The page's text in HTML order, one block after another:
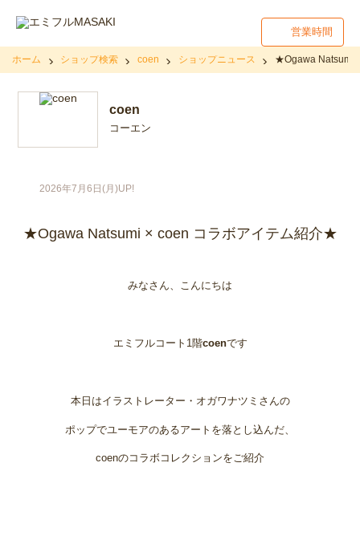
営業時間
ホーム ショップ検索 coen ショップニュース ★Ogawa Natsumi
coen
コーエン
2026年7月6日(月)UP!
★Ogawa Natsumi × coen コラボアイテム紹介★
みなさん、こんにちは
エミフルコート1階coenです
本日はイラストレーター・オガワナツミさんの
ポップでユーモアのあるアートを落とし込んだ、
coenのコラボコレクションをご紹介